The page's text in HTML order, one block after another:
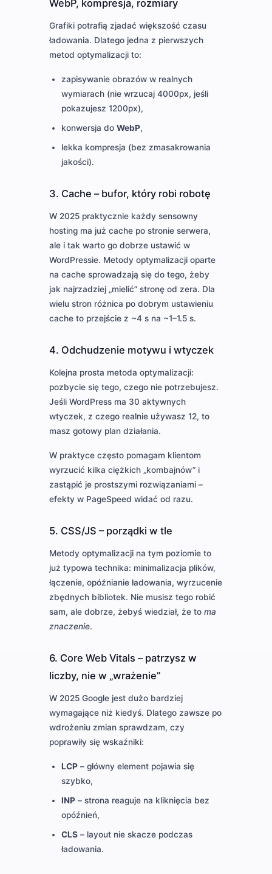
WebP, kompresja, rozmiary
Grafiki potrafią zjadać większość czasu
ładowania. Dlatego jedna z pierwszych
metod optymalizacji to:
zapisywanie obrazów w realnych
wymiarach (nie wrzucaj 4000px, jeśli
pokazujesz 1200px),
konwersja doWebP,
lekka kompresja (bez zmasakrowania
jakości).
3. Cache – bufor, który robi robotę
W 2025 praktycznie każdy sensowny
hosting ma już cache po stronie serwera,
ale i tak warto go dobrze ustawić w
WordPressie. Metody optymalizacji oparte
na cache sprowadzają się do tego, żeby
jak najrzadziej „mielić” stronę od zera. Dla
wielu stron różnica po dobrym ustawieniu
cache to przejście z ~4 s na ~1–1.5 s.
4. Odchudzenie motywu i wtyczek
Kolejna prosta metoda optymalizacji:
pozbycie się tego, czego nie potrzebujesz.
Jeśli WordPress ma 30 aktywnych
wtyczek, z czego realnie używasz 12, to
masz gotowy plan działania.
W praktyce często pomagam klientom
wyrzucić kilka ciężkich „kombajnów” i
zastąpić je prostszymi rozwiązaniami –
efekty w PageSpeed widać od razu.
5. CSS/JS – porządki w tle
Metody optymalizacji na tym poziomie to
już typowa technika: minimalizacja plików,
łączenie, opóźnianie ładowania, wyrzucenie
zbędnych bibliotek. Nie musisz tego robić
sam, ale dobrze, żebyś wiedział, że toma
znaczenie.
6. Core Web Vitals – patrzysz w
liczby, nie w „wrażenie”
W 2025 Google jest dużo bardziej
wymagające niż kiedyś. Dlatego zawsze po
wdrożeniu zmian sprawdzam, czy
poprawiły się wskaźniki:
LCP – główny element pojawia się
szybko,
INP – strona reaguje na kliknięcia bez
opóźnień,
CLS – layout nie skacze podczas
ładowania.